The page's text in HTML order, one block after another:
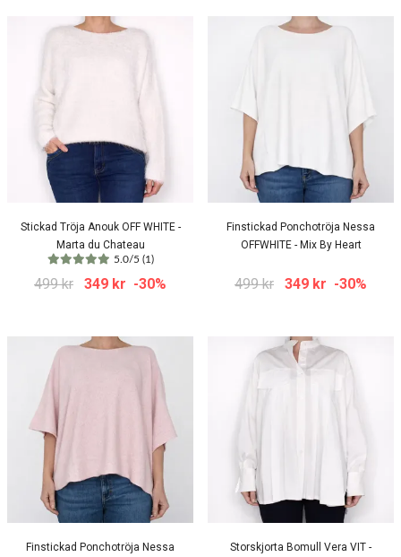
Stickad Tröja Anouk OFF WHITE -
Marta du Chateau
5.0/5 (1)
499 kr 349 kr -30%
Finstickad Ponchotröja Nessa
OFFWHITE - Mix By Heart
499 kr 349 kr -30%
Finstickad Ponchotröja Nessa
Storskjorta Bomull Vera VIT -